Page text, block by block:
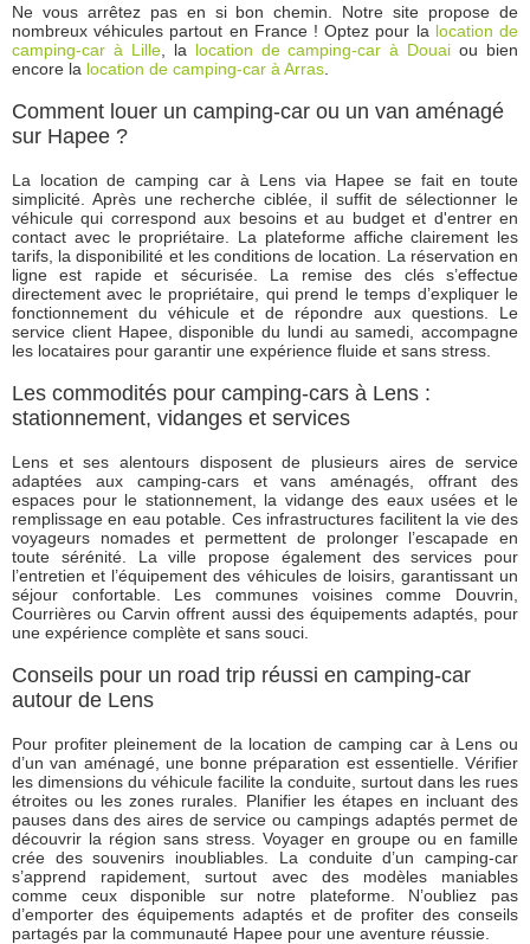
Ne vous arrêtez pas en si bon chemin. Notre site propose de
nombreux véhicules partout en France ! Optez pour la location de
camping-car à Lille, la location de camping-car à Douai ou bien
encore la location de camping-car à Arras
Comment louer un camping-car ou un van aménagé
sur Hapee ?
La location de camping car à Lens via Hapee se fait en toute
simplicité. Après une recherche ciblée, il suffit de sélectionner le
véhicule qui correspond aux besoins et au budget et d'entrer en
contact avec le propriétaire. La plateforme affiche clairement les
tarifs, la disponibilité et les conditions de location. La réservation en
ligne est rapide et sécurisée. La remise des clés s’effectue
directement avec le propriétaire, qui prend le temps d’expliquer le
fonctionnement du véhicule et de répondre aux questions. Le
service client Hapee, disponible du lundi au samedi, accompagne
les locataires pour garantir une expérience fluide et sans stress.
Les commodités pour camping-cars à Lens :
stationnement, vidanges et services
Lens et ses alentours disposent de plusieurs aires de service
adaptées aux camping-cars et vans aménagés, offrant des
espaces pour le stationnement, la vidange des eaux usées et le
remplissage en eau potable. Ces infrastructures facilitent la vie des
voyageurs nomades et permettent de prolonger l’escapade en
toute sérénité. La ville propose également des services pour
l’entretien et l’équipement des véhicules de loisirs, garantissant un
séjour confortable. Les communes voisines comme Douvrin,
Courrières ou Carvin offrent aussi des équipements adaptés, pour
une expérience complète et sans souci.
Conseils pour un road trip réussi en camping-car
autour de Lens
Pour profiter pleinement de la location de camping car à Lens ou
d’un van aménagé, une bonne préparation est essentielle. Vérifier
les dimensions du véhicule facilite la conduite, surtout dans les rues
étroites ou les zones rurales. Planifier les étapes en incluant des
pauses dans des aires de service ou campings adaptés permet de
découvrir la région sans stress. Voyager en groupe ou en famille
crée des souvenirs inoubliables. La conduite d’un camping-car
s’apprend rapidement, surtout avec des modèles maniables
comme ceux disponible sur notre plateforme. N’oubliez pas
d’emporter des équipements adaptés et de profiter des conseils
partagés par la communauté Hapee pour une aventure réussie.